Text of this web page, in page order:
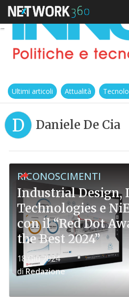
Ultimi articoli Attualità
D Daniele De Cia
RICONOSCIMENTI
Industrial Design,
Technologies e
con il “Red Dot
the Best 2024”
18 Giu 2024
diRedazione